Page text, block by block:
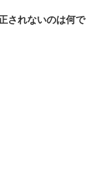
されないのは何で